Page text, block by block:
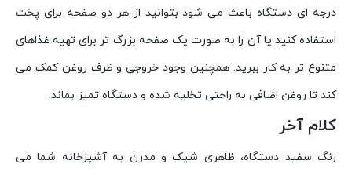
درجه ای دستگاه باعث می شود بتوانید از هر دو صفحه برای پخت
استفاده کنید یا آن را به صورت یک صفحه بزرگ تر برای تهیه غذاهای
متنوع تر به کار ببرید. همچنین وجود خروجی و ظرف روغن کمک می
کند تا روغن اضافی به راحتی تخلیه شده و دستگاه تمیز بماند.
کلام آخر
رنگ سفید دستگاه، ظاهری شیک و مدرن به آشپزخانه شما می